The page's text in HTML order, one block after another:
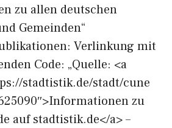
zu allen deutschen
Gemeinden“
Verlinkung mit
Code: „Quelle: <a
stadtistik.de/stadt/cune
zu
auf stadtistik.de</a> –